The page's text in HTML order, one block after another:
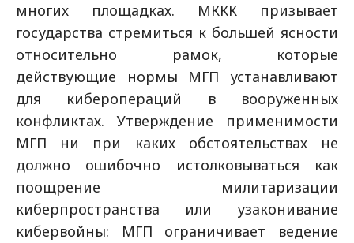
многих площадках. МККК призывает
государства стремиться к большей ясности
относительно рамок, которые
действующие нормы МГП устанавливают
для киберопераций в вооруженных
конфликтах. Утверждение применимости
МГП ни при каких обстоятельствах не
должно ошибочно истолковываться как
поощрение милитаризации
киберпространства или узаконивание
кибервойны: МГП ограничивает ведение